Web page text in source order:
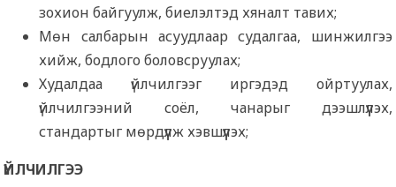
зохион байгуулж, биелэлтэд хяналт тавих;
Мөн салбарын асуудлаар судалгаа, шинжилгээ
хийж, бодлого боловсруулах;
Худалдаа үйлчилгээг иргэдэд ойртуулах,
үйлчилгээний соёл, чанарыг дээшлүүлэх,
стандартыг мөрдүүлж хэвшүүлэх;
ҮЙЛЧИЛГЭЭ